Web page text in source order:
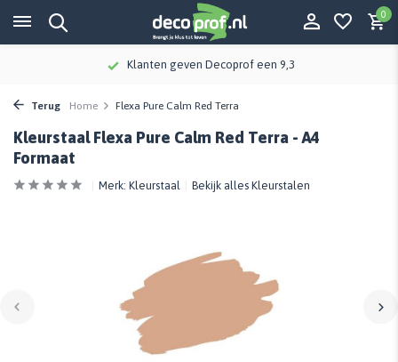
0
Klanten geven Decoprof een 9,3
Terug Home Flexa Pure Calm Red Terra
Kleurstaal Flexa Pure Calm Red Terra - A4
Formaat
Merk: Kleurstaal Bekijk alles Kleurstalen